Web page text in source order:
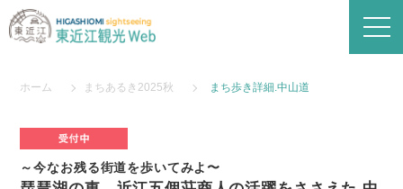
ホーム まちあるき2025秋 まち歩き詳細.中山道
～今なお残る街道を歩いてみよ〜